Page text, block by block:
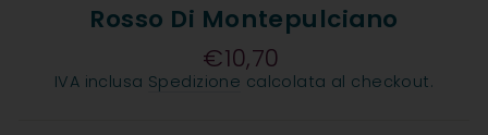
Rosso Di Montepulciano
Prezzo
€10,70
IVA inclusa Spedizione calcolata al checkout.